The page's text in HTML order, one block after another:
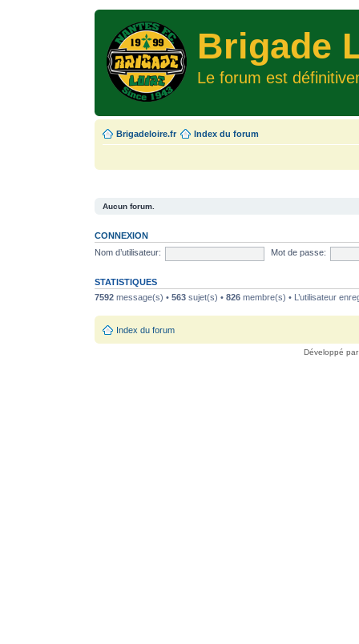
Brigade
Le forum est
Brigadeloire.fr Index du forum
Aucun forum.
CONNEXION
Nom d’utilisateur:
Mot de passe:
STATISTIQUES
7592 message(s) • 563 sujet(s) • 826 membre(s) • L’utilisateur
Index du forum
Développé